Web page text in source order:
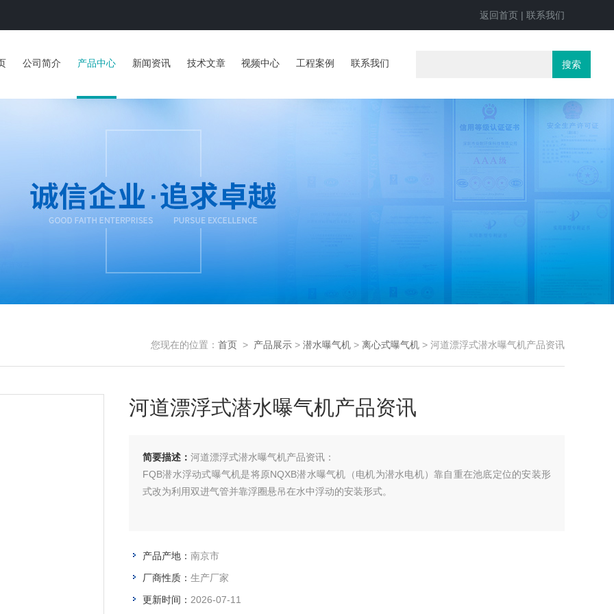
返回首页 | 联系我们
公司简介 产品中心 新闻资讯 技术文章 视频中心 工程案例 联系我们
您现在的位置： 首页 > 产品展示 > 潜水曝气机 > 离心式曝气机 > 河道漂浮式潜水曝气机产品资讯
河道漂浮式潜水曝气机产品资讯
简要描述： 河道漂浮式潜水曝气机产品资讯：
FQB潜水浮动式曝气机是将原NQXB潜水曝气机（电机为潜水电机）靠自重在池底定位的安装形
式改为利用双进气管并靠浮圈悬吊在水中浮动的安装形式。
产品产地： 南京市
厂商性质： 生产厂家
更新时间： 2026-07-11